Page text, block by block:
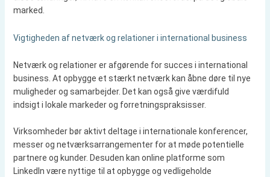
marked.
Vigtigheden af netværk og relationer i international business
Netværk og relationer er afgørende for succes i international
business. At opbygge et stærkt netværk kan åbne døre til nye
muligheder og samarbejder. Det kan også give værdifuld
indsigt i lokale markeder og forretningspraksisser.
Virksomheder bør aktivt deltage i internationale konferencer,
messer og netværksarrangementer for at møde potentielle
partnere og kunder. Desuden kan online platforme som
LinkedIn være nyttige til at opbygge og vedligeholde